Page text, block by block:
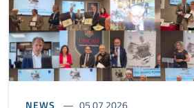
NEWS 05 07 2026